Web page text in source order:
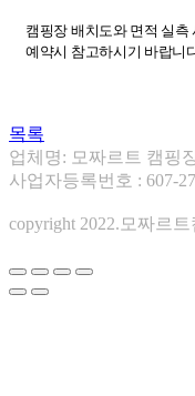
캠핑장 배치도와 면적 실측
예약시 참고하시기 바랍니
목록
업체명: 모짜르트 캠
사업자등록번호 : 607-
copyright 2022.모짜르트